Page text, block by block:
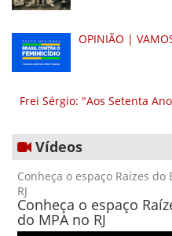
OPINIÃO |
Frei Sérgio: "Aos Setenta
Vídeos
Conheça o espaço Raízes
RJ
Conheça o espaço
do MPA no RJ